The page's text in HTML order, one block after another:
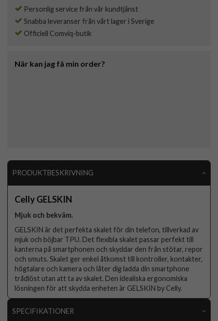
Personlig service från vår kundtjänst
Snabba leveranser från vårt lager i Sverige
Officiell Comviq-butik
När kan jag få min order?
PRODUKTBESKRIVNING
Celly GELSKIN
Mjuk och bekväm.
GELSKIN är det perfekta skalet för din telefon, tillverkad av
mjuk och böjbar TPU. Det flexibla skalet passar perfekt till
kanterna på smartphonen och skyddar den från stötar, repor
och smuts. Skalet ger enkel åtkomst till kontroller, kontakter,
högtalare och kamera och låter dig ladda din smartphone
trådlöst utan att ta av skalet. Den idealiska ergonomiska
lösningen för att skydda enheten är GELSKIN by Celly.
SPECIFIKATIONER